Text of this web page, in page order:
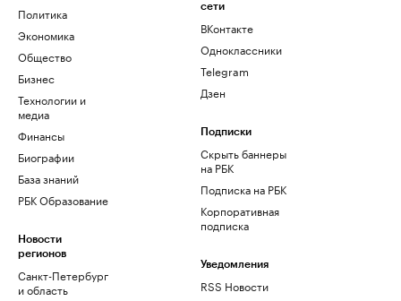
Политика
Экономика
Общество
Бизнес
Технологии и
медиа
Финансы
Биографии
База знаний
РБК Образование
Новости
регионов
Санкт-Петербург
и область
сети
ВКонтакте
Одноклассники
Telegram
Дзен
Подписки
Скрыть баннеры
на РБК
Подписка на РБК
Корпоративная
подписка
Уведомления
RSS Новости